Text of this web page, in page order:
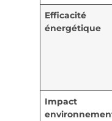
Efficacité
énergétique
Impact